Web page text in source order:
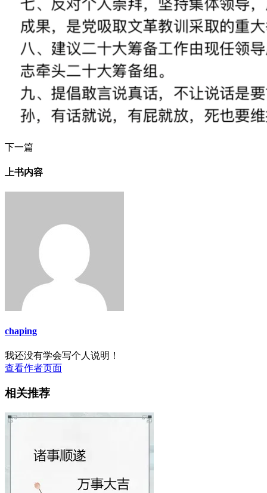
下一篇
上书内容
chaping
我还没有学会写个人说明！
查看作者页面
相关推荐